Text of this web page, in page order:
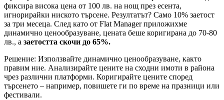
фиксира висока цена от 100 лв. на нощ през есента,
игнорирайки ниското търсене. Резултатът? Само 10% заетост
за три месеца. След като от Flat Manager приложихме
динамично ценообразуване, цената беше коригирана до 70-80
лв., а заетостта скочи до 65%.
Решение: Използвайте динамично ценообразуване, както
правим ние. Анализирайте цените на сходни имоти в района
чрез различни платформи. Коригирайте цените според
търсенето – например, повишете ги по време на празници или
фестивали.